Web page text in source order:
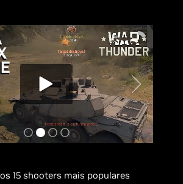
15 shooters mais populares